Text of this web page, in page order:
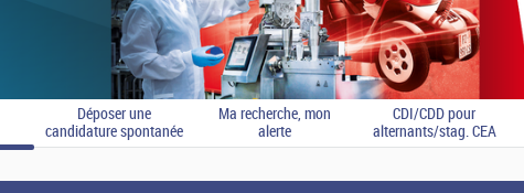
Déposer une
candidature spontanée
Ma recherche, mon
alerte
CDI/CDD pour
alternants/stag. CEA